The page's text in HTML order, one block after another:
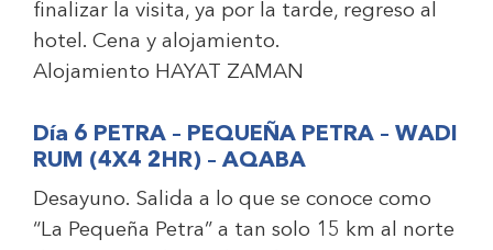
finalizar la visita, ya por la tarde, regreso al
hotel. Cena y alojamiento.
Alojamiento HAYAT ZAMAN
Día 6 PETRA – PEQUEÑA PETRA – WADI
RUM (4X4 2HR) – AQABA
Desayuno. Salida a lo que se conoce como
“La Pequeña Petra” a tan solo 15 km al norte